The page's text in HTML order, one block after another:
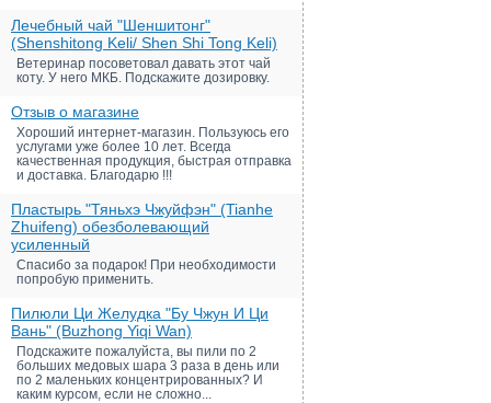
Лечебный чай "Шеншитонг"
(Shenshitong Keli/ Shen Shi Tong Keli)
Ветеринар посоветовал давать этот чай
коту. У него МКБ. Подскажите дозировку.
Отзыв о магазине
Хороший интернет-магазин. Пользуюсь его
услугами уже более 10 лет. Всегда
качественная продукция, быстрая отправка
и доставка. Благодарю !!!
Пластырь "Тяньхэ Чжуйфэн" (Tianhe
Zhuifeng) обезболевающий
усиленный
Спасибо за подарок! При необходимости
попробую применить.
Пилюли Ци Желудка "Бу Чжун И Ци
Вань" (Buzhong Yiqi Wan)
Подскажите пожалуйста, вы пили по 2
больших медовых шара 3 раза в день или
по 2 маленьких концентрированных? И
каким курсом, если не сложно...